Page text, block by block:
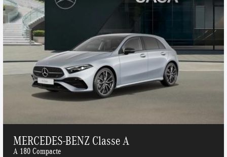
MERCEDES-BENZ Classe A
A 180 Compacte